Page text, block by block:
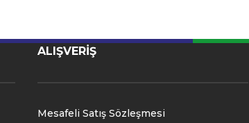
ALIŞVERİŞ
Mesafeli Satış Sözleşmesi